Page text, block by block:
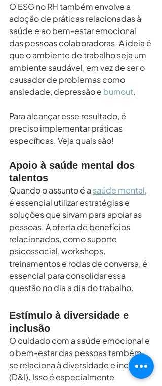
O ESG no RH também envolve a
adoção de práticas relacionadas à
saúde e ao bem-estar emocional
das pessoas colaboradoras. A ideia é
que o ambiente de trabalho seja um
ambiente saudável, em vez de ser o
causador de problemas como
ansiedade, depressão e burnout.
Para alcançar esse resultado, é
preciso implementar práticas
específicas. Veja quais são!
Apoio à saúde mental dos
talentos
Quando o assunto é a saúde mental,
é essencial utilizar estratégias e
soluções que sirvam para apoiar as
pessoas. A oferta de benefícios
relacionados, como suporte
psicossocial, workshops,
treinamentos e rodas de conversa, é
essencial para consolidar essa
questão no dia a dia do trabalho.
Estímulo à diversidade e
inclusão
O cuidado com a saúde emocional e
o bem-estar das pessoas também
se relaciona à diversidade e inclusão
(D&I). Isso é especialmente